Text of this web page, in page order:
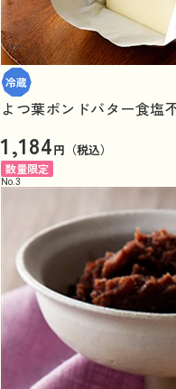
よつ葉ポンドバター食塩
1,184円（税込）
数量限定
No.3